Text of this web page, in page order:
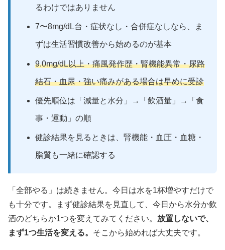
るわけではありません
7〜8mg/dL台・症状なし・合併症なしなら、ま
ずは生活習慣改善から始めるのが基本
9.0mg/dL以上・痛風発作歴・腎機能異常・尿路
結石・血尿・強い痛みがある場合は早めに受診
優先順位は「減量と水分」→「飲酒量」→「食
事・運動」の順
健診結果を見るときは、腎機能・血圧・血糖・
脂質も一緒に確認する
「全部やる」は続きません。今日は水を1杯増やすだけで
も十分です。まず健診結果を見直して、今日から水分か飲
酒のどちらか1つを変えてみてください。 放置しないで、
まず1つ生活を変える。 そこから始めれば大丈夫です。